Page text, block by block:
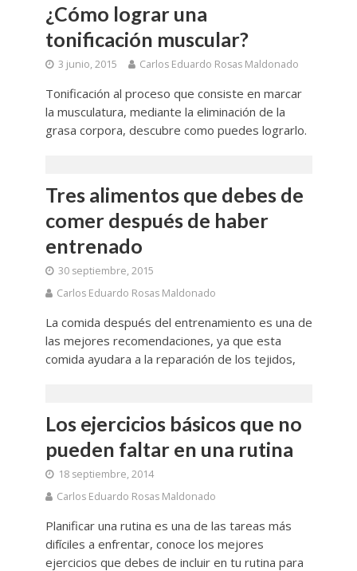
¿Cómo lograr una
tonificación muscular?
3 junio, 2015 Carlos Eduardo Rosas Maldonado
Tonificación al proceso que consiste en marcar
la musculatura, mediante la eliminación de la
grasa corpora, descubre como puedes lograrlo.
Tres alimentos que debes de
comer después de haber
entrenado
30 septiembre, 2015
Carlos Eduardo Rosas Maldonado
La comida después del entrenamiento es una de
las mejores recomendaciones, ya que esta
comida ayudara a la reparación de los tejidos,
Los ejercicios básicos que no
pueden faltar en una rutina
18 septiembre, 2014
Carlos Eduardo Rosas Maldonado
Planificar una rutina es una de las tareas más
difíciles a enfrentar, conoce los mejores
ejercicios que debes de incluir en tu rutina para